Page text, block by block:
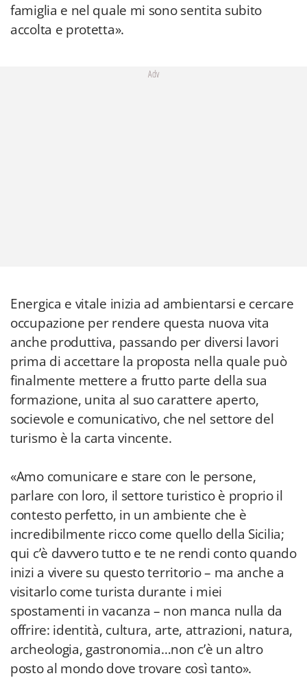
famiglia e nel quale mi sono sentita subito
accolta e protetta».
Adv
Energica e vitale inizia ad ambientarsi e cercare
occupazione per rendere questa nuova vita
anche produttiva, passando per diversi lavori
prima di accettare la proposta nella quale può
finalmente mettere a frutto parte della sua
formazione, unita al suo carattere aperto,
socievole e comunicativo, che nel settore del
turismo è la carta vincente.
«Amo comunicare e stare con le persone,
parlare con loro, il settore turistico è proprio il
contesto perfetto, in un ambiente che è
incredibilmente ricco come quello della Sicilia;
qui c’è davvero tutto e te ne rendi conto quando
inizi a vivere su questo territorio – ma anche a
visitarlo come turista durante i miei
spostamenti in vacanza – non manca nulla da
offrire: identità, cultura, arte, attrazioni, natura,
archeologia, gastronomia…non c’è un altro
posto al mondo dove trovare così tanto».